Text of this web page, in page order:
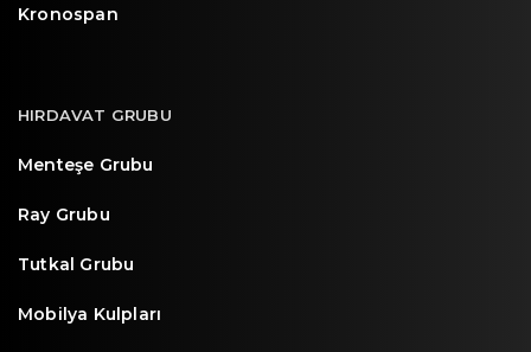
Kronospan
HIRDAVAT GRUBU
Menteşe Grubu
Ray Grubu
Tutkal Grubu
Mobilya Kulpları